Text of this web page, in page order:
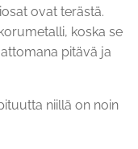
ovat terästä.
koska se
pitävä ja
niillä on noin